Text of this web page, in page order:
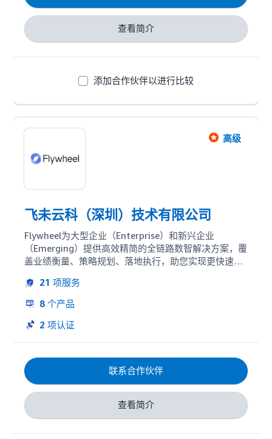
查看简介
添加合作伙伴以进行比较
高级
飞未云科（深圳）技术有限公司
Flywheel为大型企业（Enterprise）和新兴企业
（Emerging）提供高效精简的全链路数智解决方案，覆
盖业绩衡量、策略规划、落地执行，助您实现更快速、
21 项服务
8 个产品
2 项认证
联系合作伙伴
查看简介